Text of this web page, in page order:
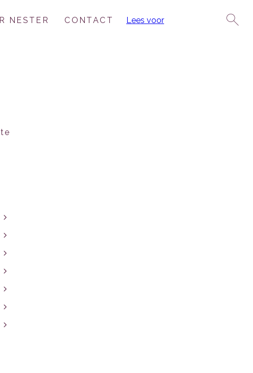
NESTER CONTACT Lees voor